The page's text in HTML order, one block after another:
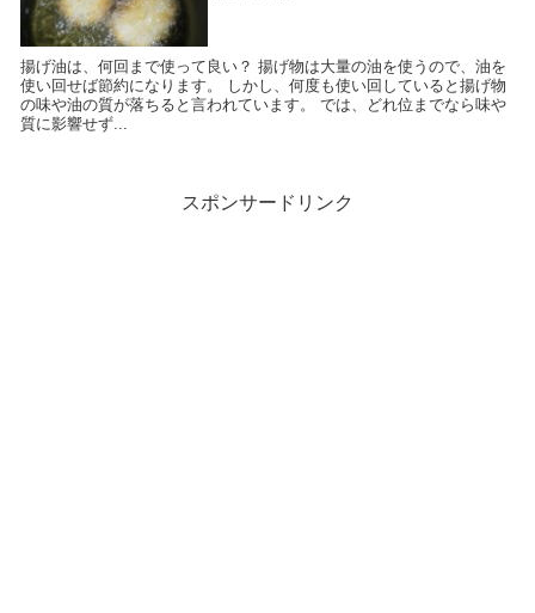
揚げ油は、何回まで使って良い？ 揚げ物は大量の油を使うので、油を
使い回せば節約になります。 しかし、何度も使い回していると揚げ物
の味や油の質が落ちると言われています。 では、どれ位までなら味や
質に影響せず...
スポンサードリンク